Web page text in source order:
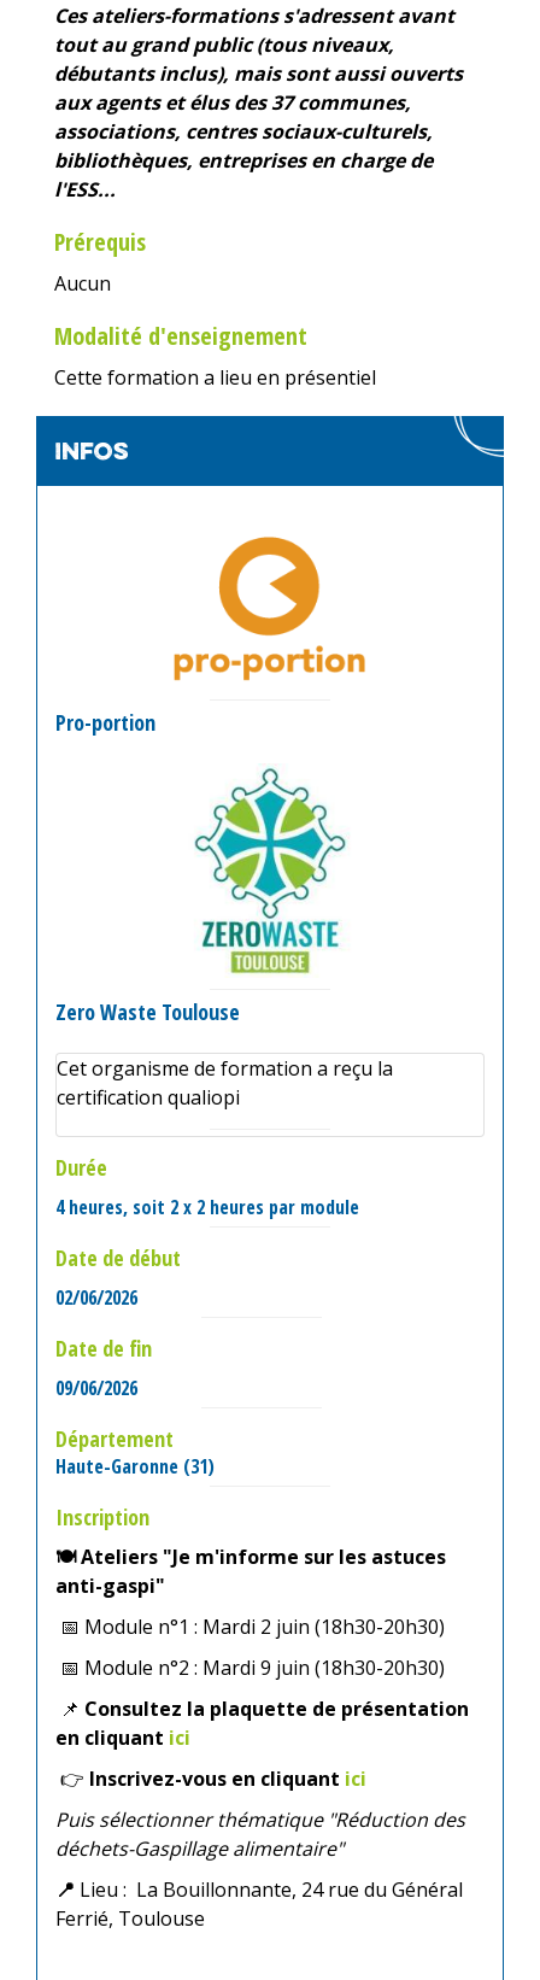
Ces ateliers-formations s'adressent avant
tout au grand public(tous niveaux,
débutants inclus), mais sont aussi ouverts
aux agents et élus des 37 communes,
associations, centres sociaux-culturels,
bibliothèques, entreprises en charge de
l'ESS...
Prérequis
Aucun
Modalité d'enseignement
Cette formation a lieu en présentiel
infos
Pro-portion
Zero Waste Toulouse
Cet organisme de formation a reçu la
certification qualiopi
Durée
4 heures, soit 2 x 2 heures par module
Date de début
02/06/2026
Date de fin
09/06/2026
Département
Haute-Garonne (31)
Inscription
🍽Ateliers "Je m'informe sur les astuces
anti-gaspi"
📅 Module n°1 : Mardi 2 juin (18h30-20h30)
📅 Module n°2 : Mardi 9 juin (18h30-20h30)
📌 Consultez la plaquette de présentation
en cliquant ici
👉 Inscrivez-vous en cliquant ici
Puis sélectionner thématique "Réduction des
déchets-Gaspillage alimentaire"
📍 Lieu : La Bouillonnante, 24 rue du Général
Ferrié, Toulouse